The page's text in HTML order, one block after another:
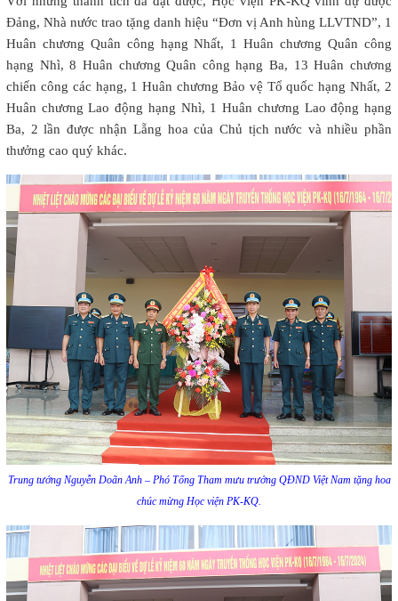
Đảng, Nhà nước trao tặng danh hiệu “Đơn vị Anh hùng LLVTND”, 1
Huân chương Quân công hạng Nhất, 1 Huân chương Quân công
hạng Nhì, 8 Huân chương Quân công hạng Ba, 13 Huân chương
chiến công các hạng, 1 Huân chương Bảo vệ Tổ quốc hạng Nhất, 2
Huân chương Lao động hạng Nhì, 1 Huân chương Lao động hạng
Ba, 2 lần được nhận Lẵng hoa của Chủ tịch nước và nhiều phần
thưởng cao quý khác.
Trung tướng Nguyễn Doãn Anh – Phó Tổng Tham mưu trưởng QĐND Việt Nam tặng hoa
chúc mừng Học viện PK-KQ.